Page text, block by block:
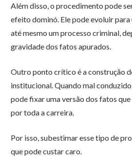
Além disso, o procedimento pode
efeito dominó. Ele pode evoluir
até mesmo um processo criminal,
gravidade dos fatos apurados.
Outro ponto crítico é a construção
institucional. Quando mal
pode fixar uma versão dos fatos
por toda a carreira.
Por isso, subestimar esse tipo de
que pode custar caro.